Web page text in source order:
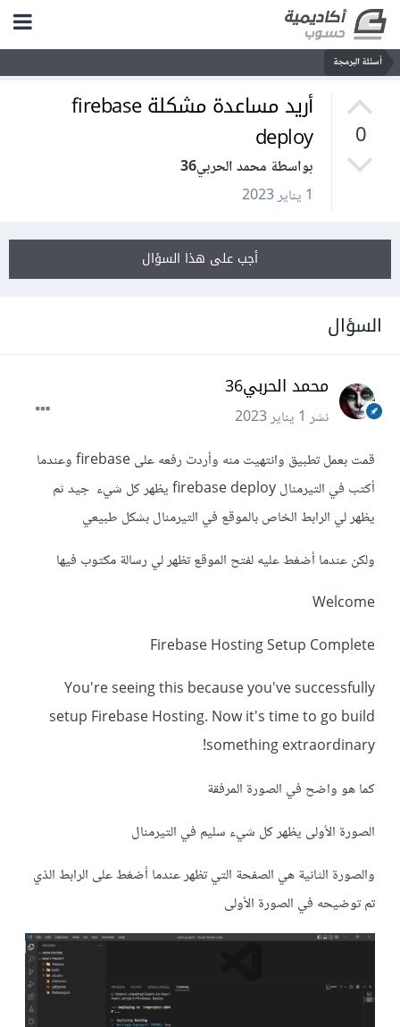
أسئلة البرمجة
0
أريد مساعدة مشكلة firebase
deploy
بواسطة محمد الحربي36
1 يناير 2023
أجب على هذا السؤال
السؤال
محمد الحربي36
نشر1 يناير 2023
قمت بعمل تطبيق وانتهيت منه وأردت رفعه على firebase وعندما
أكتب في التيرمنال firebase deploy يظهر كل شيء جيد ثم
يظهر لي الرابط الخاص بالموقع في التيرمنال بشكل طبيعي
ولكن عندما أضغط عليه لفتح الموقع تظهر لي رسالة مكتوب فيها
Welcome
Firebase Hosting Setup Complete
You're seeing this because you've successfully
setup Firebase Hosting. Now it's time to go build
something extraordinary!
كما هو واضح في الصورة المرفقة
الصورة الأولى يظهر كل شيء سليم في التيرمنال
والصورة الثانية هي الصفحة التي تظهر عندما أضغط على الرابط الذي
تم توضيحه في الصورة الأولى